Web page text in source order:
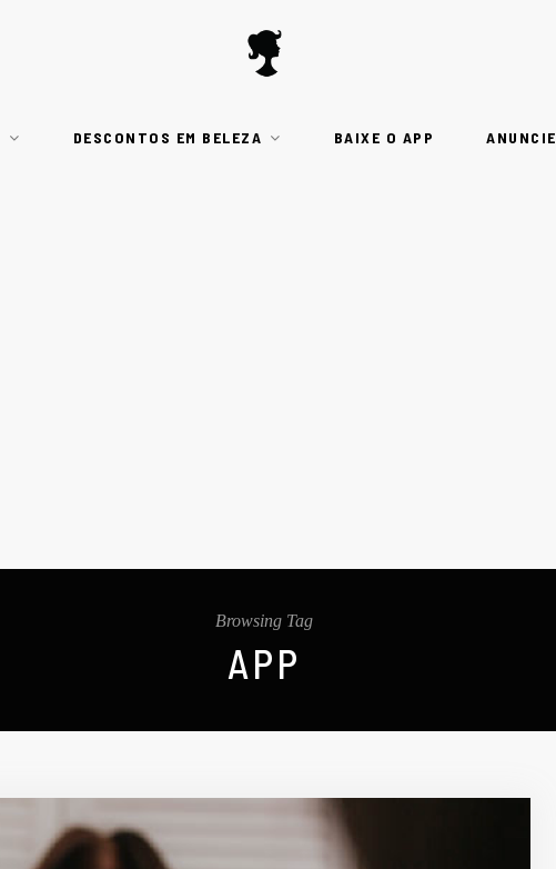
DESCONTOS EM BELEZA BAIXE O APP ANUNCIE
Browsing Tag
APP